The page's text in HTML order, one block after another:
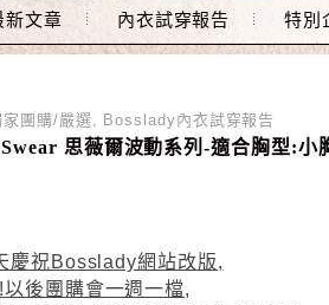
新文章 內衣試穿報告 特別
家團購/嚴選, Bosslady內衣試穿報告
Swear 思薇爾波動系列-適合胸型:小
慶祝Bosslady網站改版,
後團購會一週一檔,